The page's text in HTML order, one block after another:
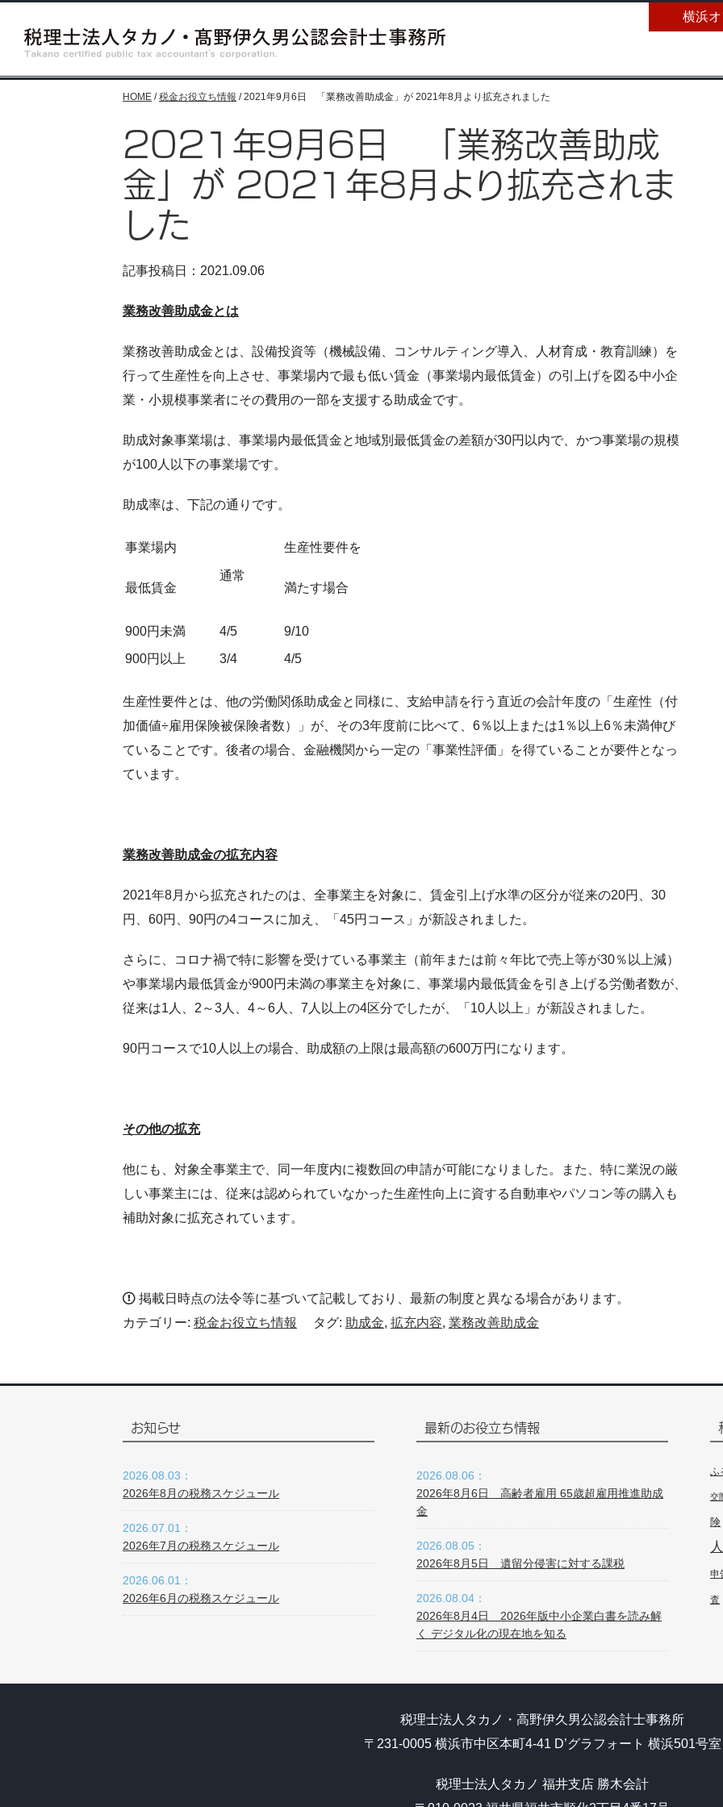
横浜
HOME /税金お役立ち情報 /2021年9月6日 「業務改善助成金」が 2021年8月より拡充されました
2021年9月6日 「業務改善助成
金」が 2021年8月より拡充されま
した
記事投稿日：2021.09.06
業務改善助成金とは
業務改善助成金とは、設備投資等（機械設備、コンサルティング導入、人材育成・教育訓練）を
行って生産性を向上させ、事業場内で最も低い賃金（事業場内最低賃金）の引上げを図る中小企
業・小規模事業者にその費用の一部を支援する助成金です。
助成対象事業場は、事業場内最低賃金と地域別最低賃金の差額が30円以内で、かつ事業場の規模
が100人以下の事業場です。
助成率は、下記の通りです。
事業場内
最低賃金
通常
生産性要件を
満たす場合
900円未満 4/5
9/10
900円以上
3/4 4/5
生産性要件とは、他の労働関係助成金と同様に、支給申請を行う直近の会計年度の「生産性（付
加価値÷雇用保険被保険者数）」が、その3年度前に比べて、6％以上または1％以上6％未満伸び
ていることです。後者の場合、金融機関から一定の「事業性評価」を得ていることが要件となっ
ています。
業務改善助成金の拡充内容
2021年8月から拡充されたのは、全事業主を対象に、賃金引上げ水準の区分が従来の20円、30
円、60円、90円の4コースに加え、「45円コース」が新設されました。
さらに、コロナ禍で特に影響を受けている事業主（前年または前々年比で売上等が30％以上減）
や事業場内最低賃金が900円未満の事業主を対象に、事業場内最低賃金を引き上げる労働者数が、
従来は1人、2～3人、4～6人、7人以上の4区分でしたが、「10人以上」が新設されました。
90円コースで10人以上の場合、助成額の上限は最高額の600万円になります。
その他の拡充
他にも、対象全事業主で、同一年度内に複数回の申請が可能になりました。また、特に業況の厳
しい事業主には、従来は認められていなかった生産性向上に資する自動車やパソコン等の購入も
補助対象に拡充されています。
掲載日時点の法令等に基づいて記載しており、最新の制度と異なる場合があります。
カテゴリー: 税金お役立ち情報 タグ: 助成金, 拡充内容, 業務改善助成金
お知らせ
2026.08.03：
2026年8月の税務スケジュール
2026.07.01：
2026年7月の税務スケジュール
2026.06.01：
2026年6月の税務スケジュール
最新のお役立ち情報
2026.08.06：
2026年8月6日 高齢者雇用 65歳超雇用推進助成
金
2026.08.05：
2026年8月5日 遺留分侵害に対する課税
2026.08.04：
2026年8月4日 2026年版中小企業白書を読み解
く デジタル化の現在地を知る
ふ
交
険
申
査
税理士法人タカノ・高野伊久男公認会計士事務所
〒231-0005 横浜市中区本町4-41 D’グラフォート 横浜501号室
税理士法人タカノ 福井支店 勝木会計